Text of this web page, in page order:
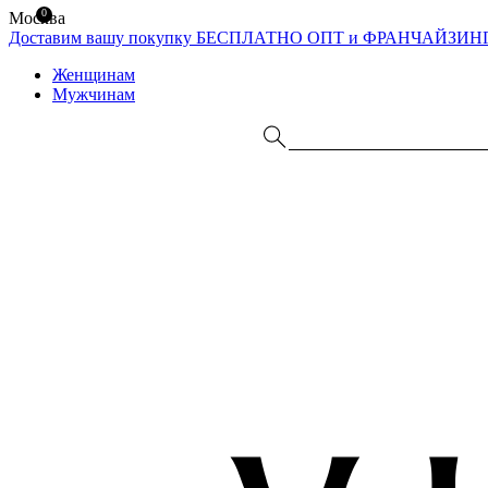
Москва
Доставим вашу покупку БЕСПЛАТНО ОПТ и
Женщинам
Мужчинам
0